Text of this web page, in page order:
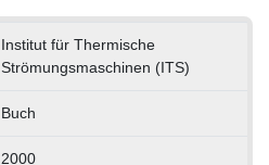
Institut für Thermische
Strömungsmaschinen (ITS)
Buch
2000